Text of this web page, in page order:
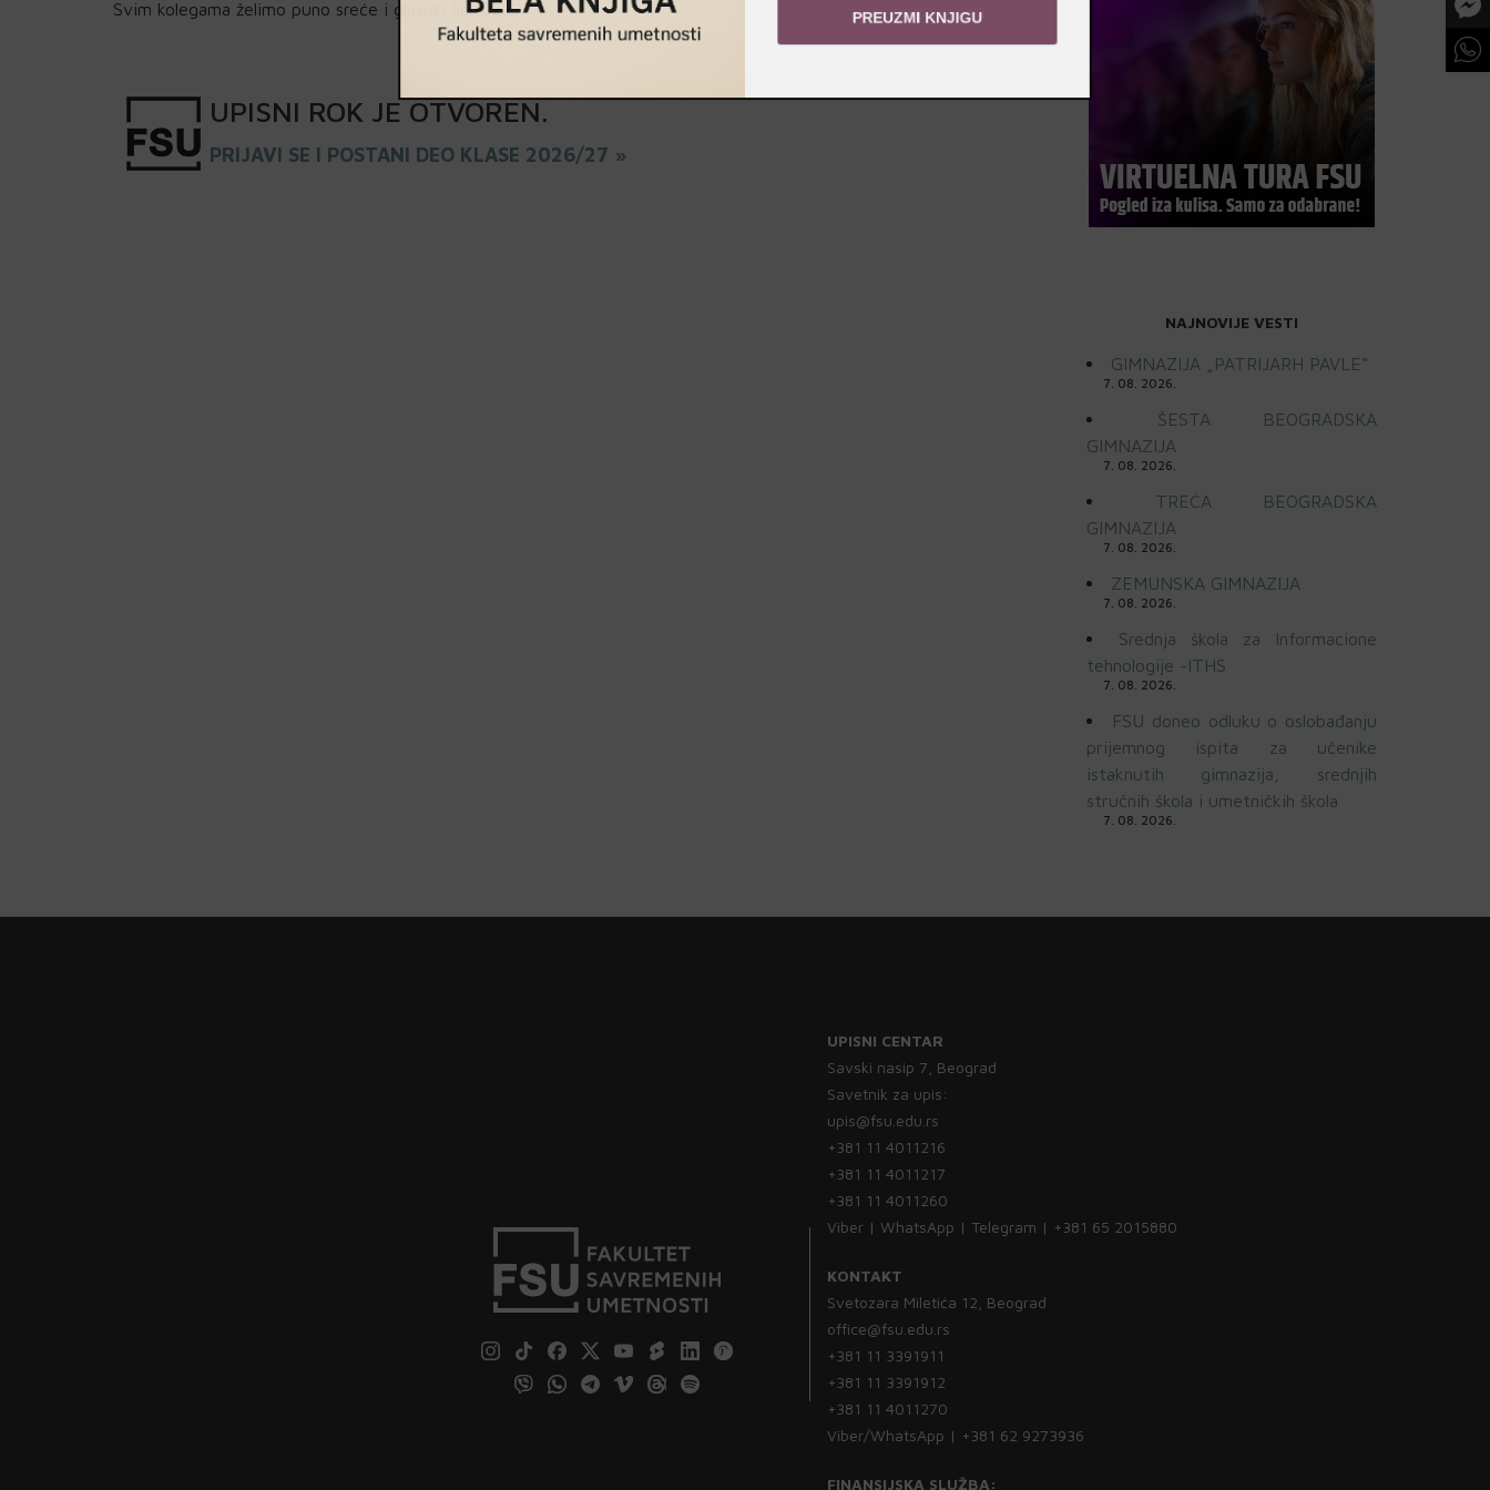
Svim kolegama želimo puno sreće i glasnih aplauza.
UPISNI ROK JE OTVOREN.
PRIJAVI SE I POSTANI DEO KLASE 2026/27 »
NAJNOVIJE VESTI
GIMNAZIJA „PATRIJARH PAVLE“
7. 08. 2026.
ŠESTA BEOGRADSKA
GIMNAZIJA
7. 08. 2026.
TREĆA BEOGRADSKA
GIMNAZIJA
7. 08. 2026.
ZEMUNSKA GIMNAZIJA
7. 08. 2026.
Srednja škola za Informacione
tehnologije -ITHS
7. 08. 2026.
FSU doneo odluku o oslobađanju
prijemnog ispita za učenike
istaknutih gimnazija, srednjih
stručnih škola i umetničkih škola
7. 08. 2026.
UPISNI CENTAR
Savski nasip 7, Beograd
Savetnik za upis:
upis@fsu.edu.rs
+381 11 4011216
+381 11 4011217
+381 11 4011260
Viber | WhatsApp | Telegram | +381 65 2015880
KONTAKT
Svetozara Miletića 12, Beograd
office@fsu.edu.rs
+381 11 3391911
+381 11 3391912
+381 11 4011270
Viber/WhatsApp | +381 62 9273936
FINANSIJSKA SLUŽBA:
PREUZMI KNJIGU